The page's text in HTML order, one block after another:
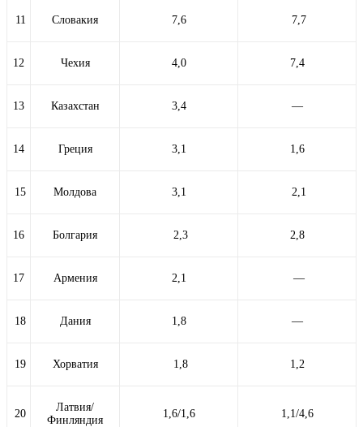
11 Словакия 7,6 7,7
12 Чехия 4,0 7,4
13 Казахстан 3,4 —
14 Греция 3,1 1,6
15 Молдова 3,1 2,1
16 Болгария 2,3 2,8
17 Армения 2,1 —
18 Дания 1,8 —
19 Хорватия 1,8 1,2
20
Латвия/
Финляндия
1,6/1,6 1,1/4,6